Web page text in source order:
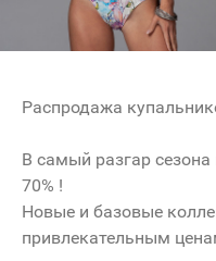
Распродажа
В самый разгар
70% !
Новые и базовые
привлекательным